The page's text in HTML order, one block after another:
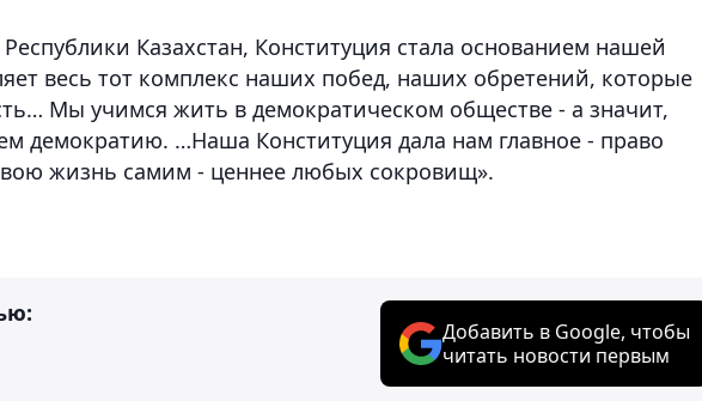
Казахстан, Конституция стала основанием нашей
весь тот комплекс наших побед, наших обретений, которые
Мы учимся жить в демократическом обществе - а значит,
демократию. …Наша Конституция дала нам главное - право
жизнь самим - ценнее любых сокровищ».
Добавить в Google, чтобы
читать новости первым